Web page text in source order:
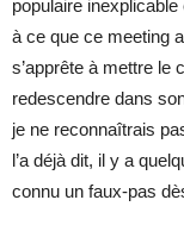
populaire
à ce que ce meeting
s’apprête à mettre le
redescendre dans
je ne reconnaîtrais
l’a déjà dit, il y a
connu un faux-pas